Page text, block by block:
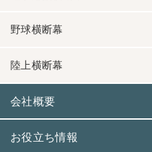
野球横断幕
陸上横断幕
会社概要
お役立ち情報